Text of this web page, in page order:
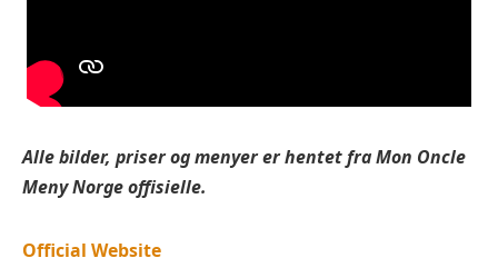
Alle bilder, priser og menyer er hentet fraMon Oncle
Meny Norge offisielle.
Official Website